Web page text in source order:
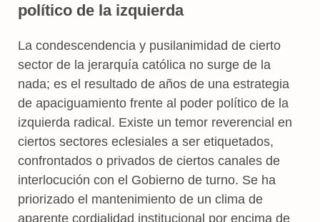
político de la izquierda
La condescendencia y pusilanimidad de cierto
sector de la jerarquía católica no surge de la
nada; es el resultado de años de una estrategia
de apaciguamiento frente al poder político de la
izquierda radical. Existe un temor reverencial en
ciertos sectores eclesiales a ser etiquetados,
confrontados o privados de ciertos canales de
interlocución con el Gobierno de turno. Se ha
priorizado el mantenimiento de un clima de
aparente cordialidad institucional por encima de